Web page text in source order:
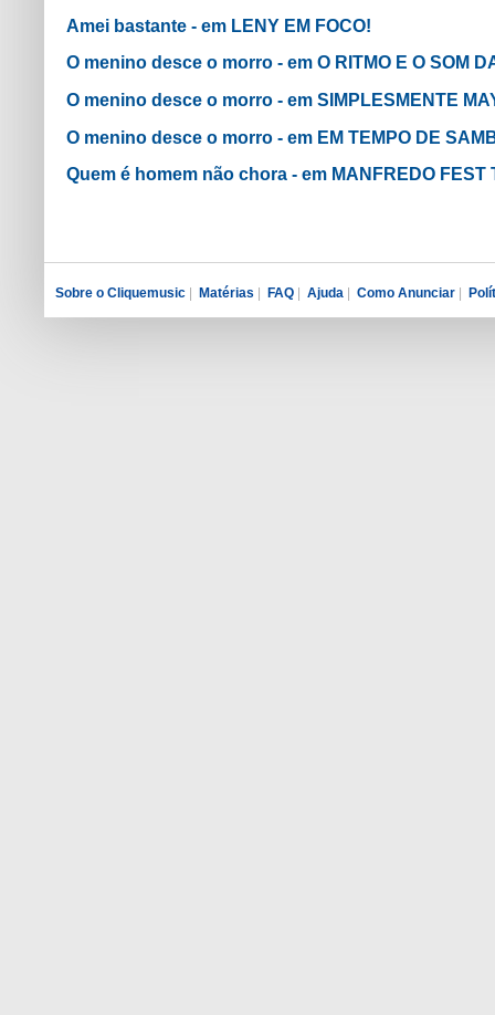
Amei bastante - em LENY EM FOCO!
O menino desce o morro - em O RITMO E O SOM
O menino desce o morro - em SIMPLESMENTE
O menino desce o morro - em EM TEMPO DE
Quem é homem não chora - em MANFREDO FEST
Sobre o Cliquemusic Matérias FAQ Ajuda Como Anunciar